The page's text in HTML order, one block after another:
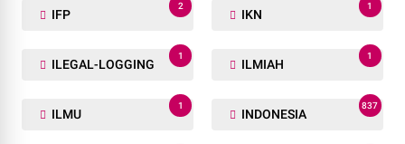
IFP
2
IKN
1
ILEGAL-LOGGING
1
ILMIAH
1
ILMU
1
INDONESIA
837